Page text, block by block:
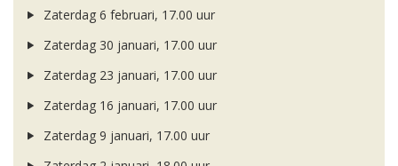
Zaterdag 6 februari, 17.00 uur
Zaterdag 30 januari, 17.00 uur
Zaterdag 23 januari, 17.00 uur
Zaterdag 16 januari, 17.00 uur
Zaterdag 9 januari, 17.00 uur